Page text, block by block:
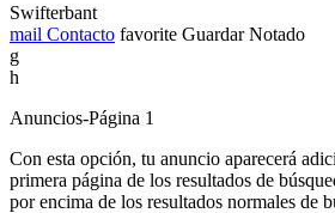
Swifterbant
mail Contacto favorite Guardar Notado
g
h
Anuncios-Página 1
Con esta opción, tu anuncio aparecerá
primera página de los resultados de
por encima de los resultados normales de